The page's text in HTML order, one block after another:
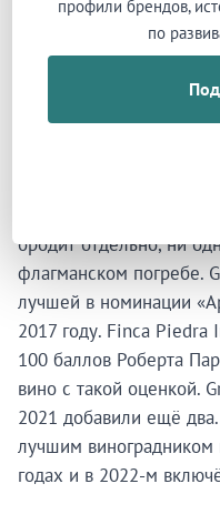
sobregirado» — я на
Себастьян продолжил.
Семь лет разработки
бетонная винодельня
Моры открылась в
бродит отдельно, ни
флагманском погребе.
лучшей в номинации
2017 году. Finca
100 баллов Роберта
вино с такой оценкой.
2021 добавили ещё
лучшим
годах и в 2022-м
профили брендов,
по